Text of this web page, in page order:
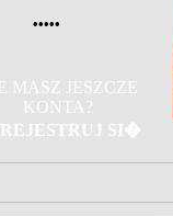
MASZ JESZCZE
KONTA?
SI�